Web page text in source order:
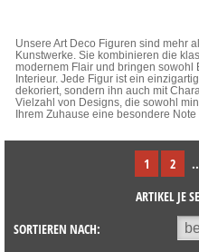
Unsere Art Deco Figuren sind mehr
Kunstwerke. Sie kombinieren die
modernem Flair und bringen
Interieur. Jede Figur ist ein
dekoriert, sondern ihn auch mit
Vielzahl von Designs, die sowohl
Ihrem Zuhause eine besondere
1 2
ARTIKEL JE
SORTIEREN NACH: